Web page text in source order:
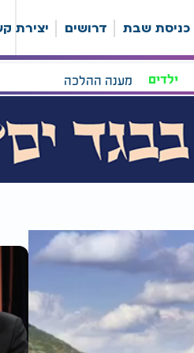
כניסת שבת דרושים יצירת
ילדים מענה ההלכה